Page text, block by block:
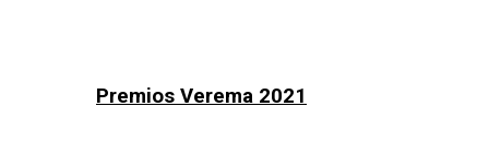
Premios Verema 2021